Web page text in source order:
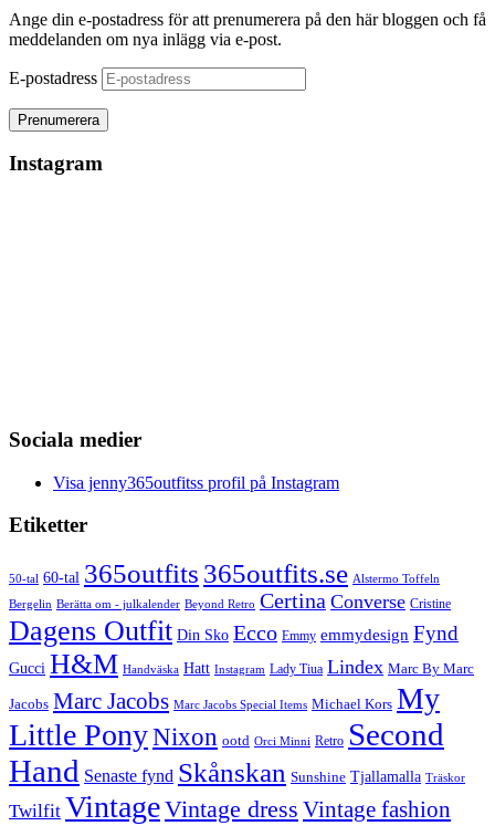
Ange din e-postadress för att prenumerera på den här bloggen och få
meddelanden om nya inlägg via e-post.
E-postadress
Instagram
Sociala medier
Visa jenny365outfitss profil på Instagram
Etiketter
50-tal 60-tal 365outfits 365outfits.se Alstermo Toffeln
Bergelin Berätta om - julkalender Beyond Retro Certina Converse Cristine
Dagens Outfit Din Sko Ecco Emmy emmydesign Fynd
Gucci H&M Handväska Hatt Instagram Lady Tiua Lindex Marc By Marc
Jacobs Marc Jacobs Marc Jacobs Special Items Michael Kors My
Little PonyNixon ootd Orci Minni Retro Second
Hand Senaste fynd Skånskan Sunshine Tjallamalla Träskor
Twilfit VintageVintage dress Vintage fashion